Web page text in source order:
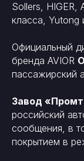
Sollers, HIGER,
класса, Yutong
Официальный
бренда AVIOR
пассажирский
Завод
российский
сообщения, в
покрытием в